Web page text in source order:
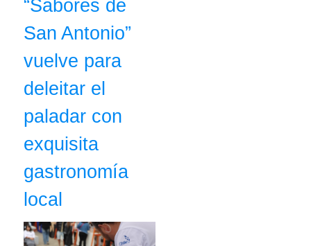
“Sabores de
San Antonio”
vuelve para
deleitar el
paladar con
exquisita
gastronomía
local